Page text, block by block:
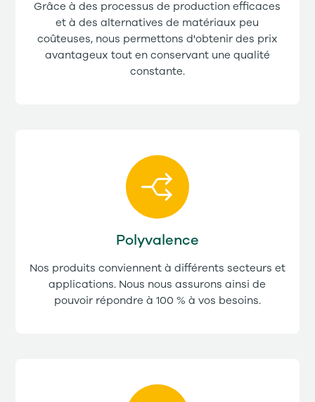
Grâce à des processus de production efficaces
et à des alternatives de matériaux peu
coûteuses, nous permettons d'obtenir des prix
avantageux tout en conservant une qualité
constante.
Polyvalence
Nos produits conviennent à différents secteurs et
applications. Nous nous assurons ainsi de
pouvoir répondre à 100 % à vos besoins.